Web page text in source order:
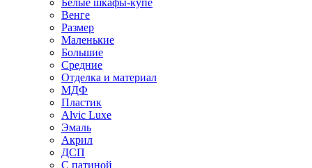
Белые шкафы-купе
Венге
Размер
Маленькие
Большие
Средние
Отделка и материал
МДФ
Пластик
Alvic Luxe
Эмаль
Акрил
ДСП
С патиной